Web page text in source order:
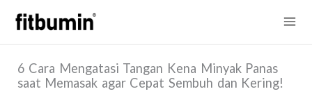
konten
6 Cara Mengatasi Tangan Kena Minyak Panas
saat Memasak agar Cepat Sembuh dan Kering!